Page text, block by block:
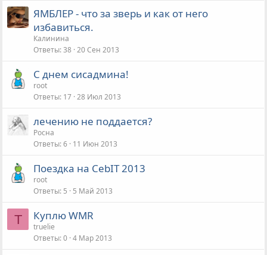
ЯМБЛЕР - что за зверь и как от него
избавиться.
Калинина
Ответы 38 20 Сен 2013
С днем сисадмина!
root
Ответы 17 28 Июл 2013
лечению не поддается?
Росна
Ответы 6 11 Июн 2013
Поездка на CebIT 2013
root
Ответы 5 5 Май 2013
T Куплю WMR
truelie
Ответы 0 4 Мар 2013